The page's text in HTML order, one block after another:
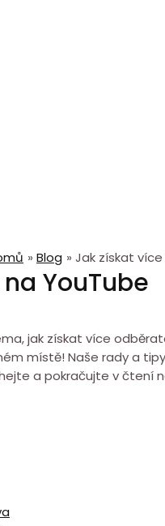
Blog Jak získat
YouTube
jak získat více
místě! Naše rady a
a pokračujte v čtení